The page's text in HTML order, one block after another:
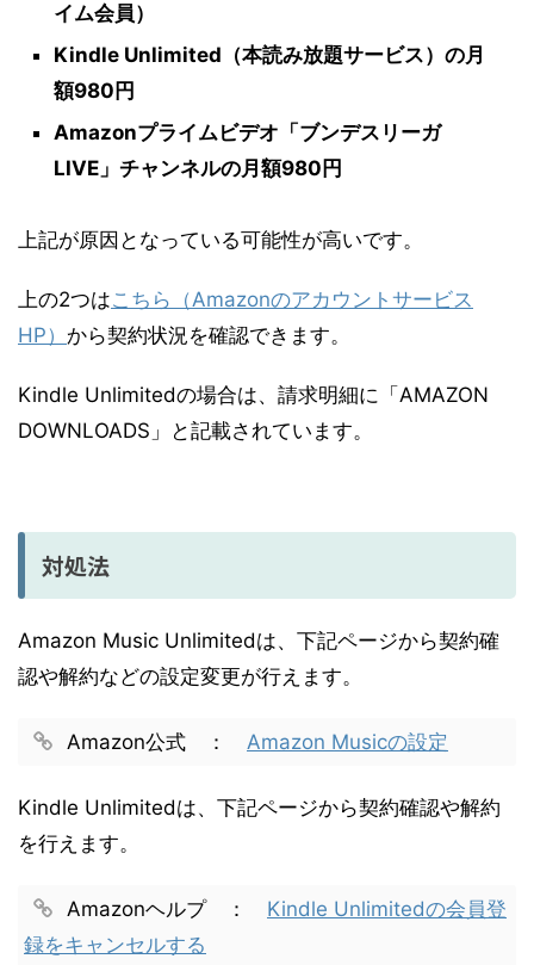
イム会員）
Kindle Unlimited（本読み放題サービス）の月
額980円
Amazonプライムビデオ「ブンデスリーガ
LIVE」チャンネルの月額980円
上記が原因となっている可能性が高いです。
上の2つはこちら（Amazonのアカウントサービス
HP） から契約状況を確認できます。
Kindle Unlimitedの場合は、請求明細に「AMAZON
DOWNLOADS」と記載されています。
対処法
Amazon Music Unlimitedは、下記ページから契約確
認や解約などの設定変更が行えます。
Amazon公式 ： Amazon Musicの設定
Kindle Unlimitedは、下記ページから契約確認や解約
を行えます。
Amazonヘルプ ： Kindle Unlimitedの会員登
録をキャンセルする